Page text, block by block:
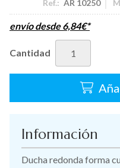
Ref.: AR 10250
envío desde6,84€*
Cantidad
Información
Ducha redonda forma